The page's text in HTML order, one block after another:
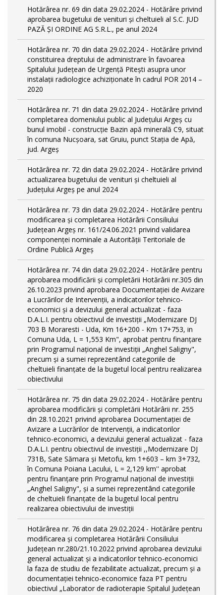
Hotărârea nr. 69 din data 29.02.2024 - Hotărâre privind
aprobarea bugetului de venituri și cheltuieli al S.C. JUD
PAZĂ ȘI ORDINE AG S.R.L., pe anul 2024
Hotărârea nr. 70 din data 29.02.2024 - Hotărâre privind
constituirea dreptului de administrare în favoarea
Spitalului Județean de Urgență Pitești asupra unor
instalații radiologice achiziționate în cadrul POR 2014 –
2020
Hotărârea nr. 71 din data 29.02.2024 - Hotărâre privind
completarea domeniului public al Judeţului Argeş cu
bunul imobil - construcție Bazin apă minerală C9, situat
în comuna Nucșoara, sat Gruiu, punct Stația de Apă,
jud. Argeș
Hotărârea nr. 72 din data 29.02.2024 - Hotărâre privind
actualizarea bugetului de venituri și cheltuieli al
Județului Argeș pe anul 2024
Hotărârea nr. 73 din data 29.02.2024 - Hotărâre pentru
modificarea și completarea Hotărârii Consiliului
Județean Argeș nr. 161/24.06.2021 privind validarea
componenței nominale a Autorității Teritoriale de
Ordine Publică Argeș
Hotărârea nr. 74 din data 29.02.2024 - Hotărâre pentru
aprobarea modificării şi completării Hotărârii nr.305 din
26.10.2023 privind aprobarea Documentației de Avizare
a Lucrărilor de Intervenții, a indicatorilor tehnico-
economici și a devizului general actualizat - faza
D.A.L.I. pentru obiectivul de investiţii „Modernizare DJ
703 B Moraresti - Uda, Km 16+200 - Km 17+753, in
Comuna Uda, L = 1,553 Km", aprobat pentru finanțare
prin Programul național de investiții „Anghel Saligny",
precum și a sumei reprezentând categoriile de
cheltuieli finanțate de la bugetul local pentru realizarea
obiectivului
Hotărârea nr. 75 din data 29.02.2024 - Hotărâre pentru
aprobarea modificării şi completării Hotărârii nr. 255
din 28.10.2021 privind aprobarea Documentației de
Avizare a Lucrărilor de Intervenții, a indicatorilor
tehnico-economici, a devizului general actualizat - faza
D.A.L.I. pentru obiectivul de investiţii ,,Modernizare DJ
731B, Sate Sămara și Metofu, km 1+603 – km 3+732,
în Comuna Poiana Lacului, L = 2,129 km'' aprobat
pentru finanțare prin Programul național de investiții
„Anghel Saligny", și a sumei reprezentând categoriile
de cheltuieli finanțate de la bugetul local pentru
realizarea obiectivului de investiții
Hotărârea nr. 76 din data 29.02.2024 - Hotărâre pentru
modificarea și completarea Hotărârii Consiliului
Județean nr.280/21.10.2022 privind aprobarea devizului
general actualizat și a indicatorilor tehnico-economici
la faza de studiu de fezabilitate actualizat, precum și a
documentației tehnico-economice faza PT pentru
obiectivul „Laborator de radioterapie Spitalul Județean